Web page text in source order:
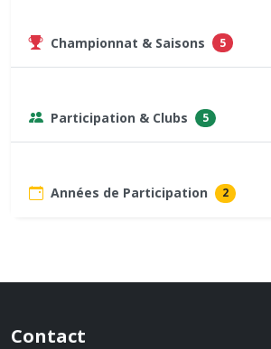
Championnat & Saisons 5
Participation & Clubs 5
Années de Participation 2
Contact